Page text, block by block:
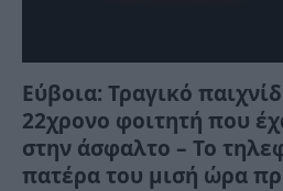
Εύβοια: Τραγικό
22χρονο φοιτητή που
στην άσφαλτο – Το
πατέρα του μισή ώρα